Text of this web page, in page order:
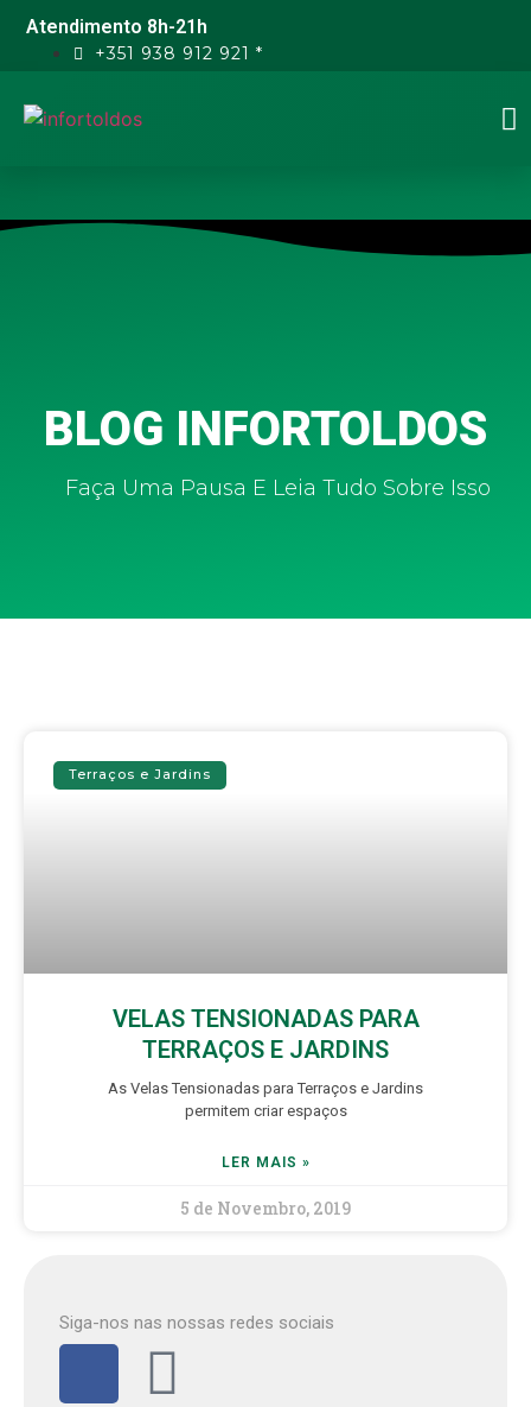
Atendimento 8h-21h
+351 938 912 921 *
BLOG INFORTOLDOS
Faça Uma Pausa E Leia Tudo Sobre Isso
Terraços e Jardins
VELAS TENSIONADAS PARA
TERRAÇOS E JARDINS
As Velas Tensionadas para Terraços e Jardins
permitem criar espaços
LER MAIS »
5 de Novembro, 2019
Siga-nos nas nossas redes sociais